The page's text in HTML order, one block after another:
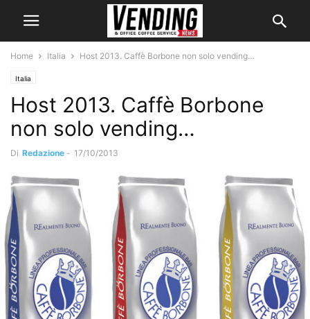
Home Italia Host 2013. Caffè Borbone non solo vending…
Italia
Host 2013. Caffè Borbone
non solo vending…
Di Redazione - 17/10/2013